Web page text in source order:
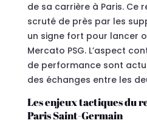
de sa carrière à Paris. Ce
scruté de près par les
un signe fort pour lancer
Mercato PSG. L’aspect
de performance sont
des échanges entre les
Les enjeux tactiques du
Paris Saint-Germain